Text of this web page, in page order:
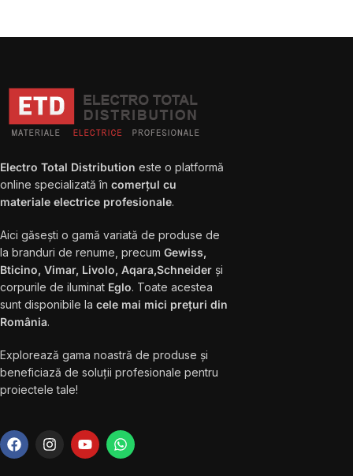
Electro Total Distribution este o platformă
online specializată în comerțul cu
materiale electrice profesionale.
Aici găsești o gamă variată de produse de
la branduri de renume, precum Gewiss,
Bticino, Vimar, Livolo, Aqara,Schneider și
corpurile de iluminat Eglo. Toate acestea
sunt disponibile la cele mai mici prețuri din
România.
Explorează gama noastră de produse și
beneficiază de soluții profesionale pentru
proiectele tale!